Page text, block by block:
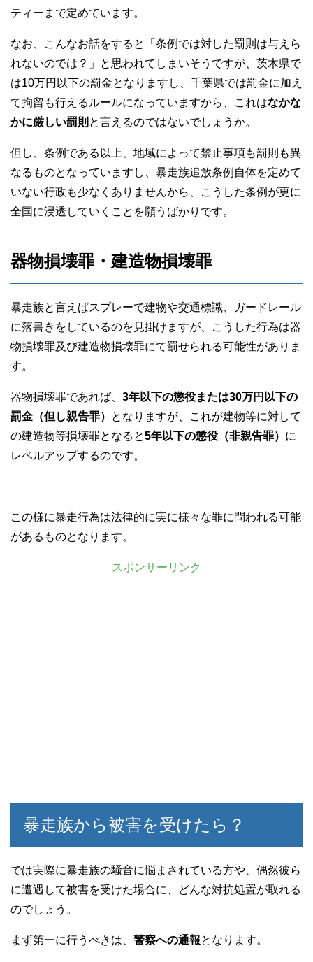
ティーまで定めています。
なお、こんなお話をすると「条例では対した罰則は与えら
れないのでは？」と思われてしまいそうですが、茨木県で
は10万円以下の罰金となりますし、千葉県では罰金に加え
て拘留も行えるルールになっていますから、これはなかな
かに厳しい罰則 と言えるのではないでしょうか。
但し、条例である以上、地域によって禁止事項も罰則も異
なるものとなっていますし、暴走族追放条例自体を定めて
いない行政も少なくありませんから、こうした条例が更に
全国に浸透していくことを願うばかりです。
器物損壊罪・建造物損壊罪
暴走族と言えばスプレーで建物や交通標識、ガードレール
に落書きをしているのを見掛けますが、こうした行為は器
物損壊罪及び建造物損壊罪にて罰せられる可能性がありま
す。
器物損壊罪であれば、 3年以下の懲役または30万円以下の
罰金（但し親告罪）
となりますが、これが建物等に対して
の建造物等損壊罪となると5年以下の懲役（非親告罪） に
レベルアップするのです。
この様に暴走行為は法律的に実に様々な罪に問われる可能
があるものとなります。
スポンサーリンク
暴走族から被害を受けたら？
では実際に暴走族の騒音に悩まされている方や、偶然彼ら
に遭遇して被害を受けた場合に、どんな対抗処置が取れる
のでしょう。
まず第一に行うべきは、 警察への通報となります。